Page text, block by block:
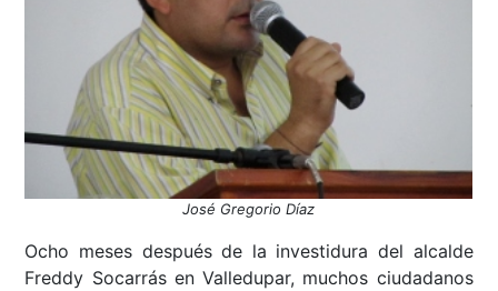
José Gregorio Díaz
Ocho meses después de la investidura del alcalde
Freddy Socarrás en Valledupar, muchos ciudadanos